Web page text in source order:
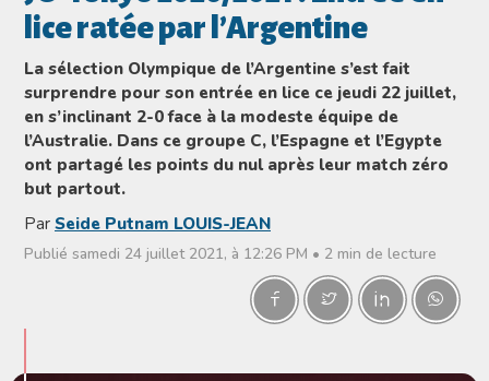
lice ratée par l’Argentine
La sélection Olympique de l’Argentine s’est fait
surprendre pour son entrée en lice ce jeudi 22 juillet,
en s’inclinant 2-0 face à la modeste équipe de
l’Australie. Dans ce groupe C, l’Espagne et l’Egypte
ont partagé les points du nul après leur match zéro
but partout.
ParSeide Putnam LOUIS-JEAN
Publié samedi 24 juillet 2021, à 12:26 PM • 2 min de lecture